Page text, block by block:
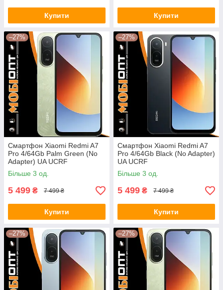
Купити Купити
–27%
Смартфон Xiaomi Redmi A7
Pro 4/64Gb Palm Green (No
Adapter) UA UCRF
Більше 3 од.
5 499 ₴ 7 499 ₴
Купити
–27%
Смартфон Xiaomi Redmi A7
Pro 4/64Gb Black (No Adapter)
UA UCRF
Більше 3 од.
5 499 ₴ 7 499 ₴
Купити
–27% –27%